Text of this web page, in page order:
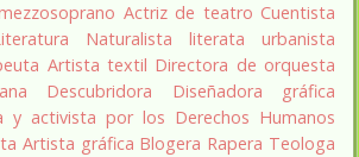
Actriz de teatro Cuentista
Naturalista literata
urbanista
Artista textil Directora de orquesta
Descubridora
Diseñadora gráfica
y activista por los Derechos Humanos
Artista gráfica Blogera Rapera Teologa